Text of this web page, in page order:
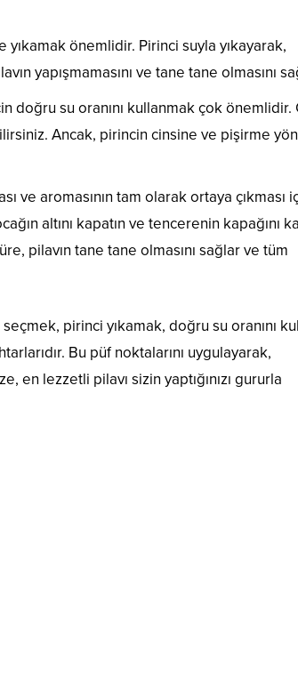
yıkamak önemlidir. Pirinci suyla yıkayarak,
yapışmamasını ve tane tane olmasını
doğru su oranını kullanmak çok önemlidir.
Ancak, pirincin cinsine ve pişirme
ve aromasının tam olarak ortaya çıkması
altını kapatın ve tencerenin kapağını
pilavın tane tane olmasını sağlar ve tüm
pirinci yıkamak, doğru su oranını
Bu püf noktalarını uygulayarak,
en lezzetli pilavı sizin yaptığınızı gururla